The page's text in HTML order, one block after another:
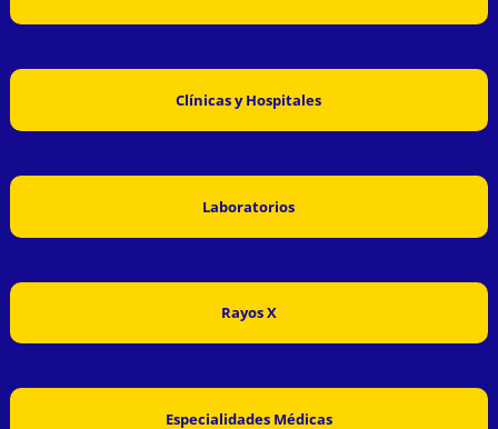
Clínicas y Hospitales
Laboratorios
Rayos X
Especialidades Médicas